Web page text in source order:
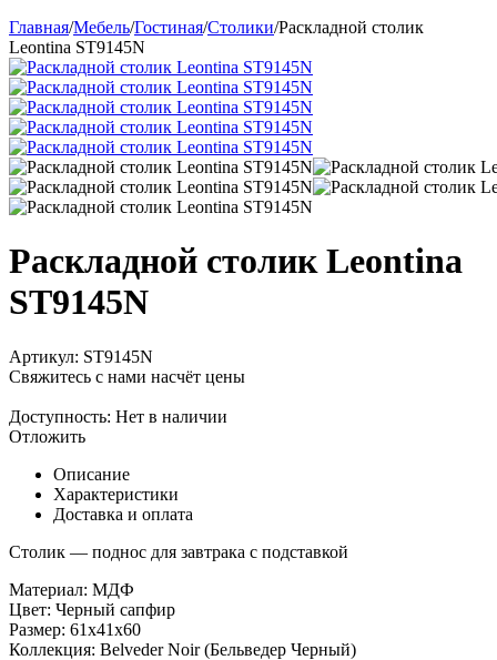
Главная/Мебель/Гостиная/Столики/Раскладной столик
Leontina ST9145N
Раскладной столик Leontina
ST9145N
Артикул: ST9145N
Свяжитесь с нами насчёт цены
Доступность: Нет в наличии
Отложить
Описание
Характеристики
Доставка и оплата
Столик — поднос для завтрака с подставкой
Материал: МДФ
Цвет: Черный сапфир
Размер: 61х41х60
Коллекция: Belveder Noir (Бельведер Черный)